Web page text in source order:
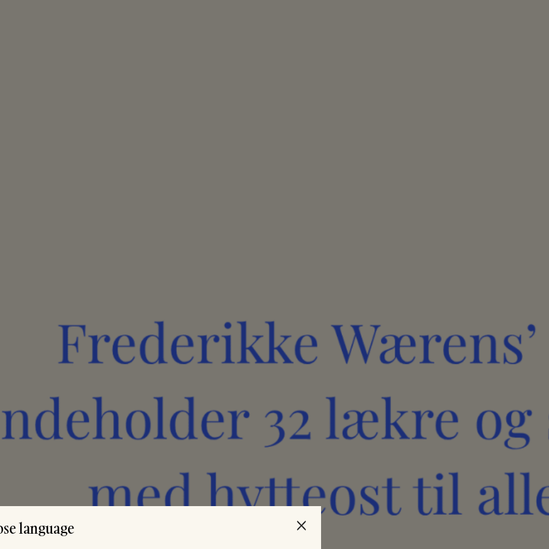
language